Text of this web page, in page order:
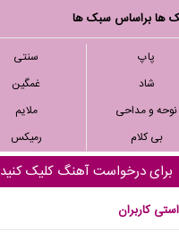
ها براساس سبک ها
پاپ
سنتی
شاد
غمگین
نوحه و مداحی
ملایم
بی کلام
رمیکس
برای درخواست آهنگ کلیک کنید
کاربران